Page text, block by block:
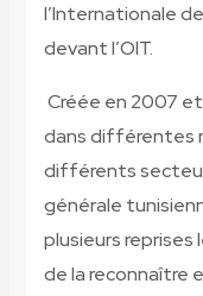
l’Internationale
devant l’OIT.
Créée en 2007
dans différentes
différents
générale
plusieurs
de la reconnaître